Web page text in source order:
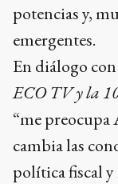
potencias y,
emergentes.
En diálogo con
ECO TV y la
“me
cambia las
política fiscal